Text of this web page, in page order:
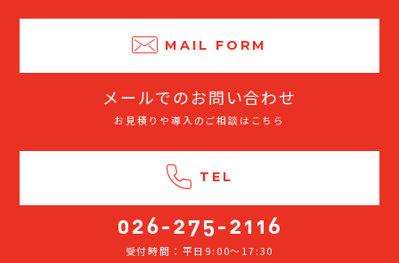
MAIL FORM
メールでのお問い合わせ
お見積りや導入のご相談はこちら
TEL
受付時間：平日9:00～17:30